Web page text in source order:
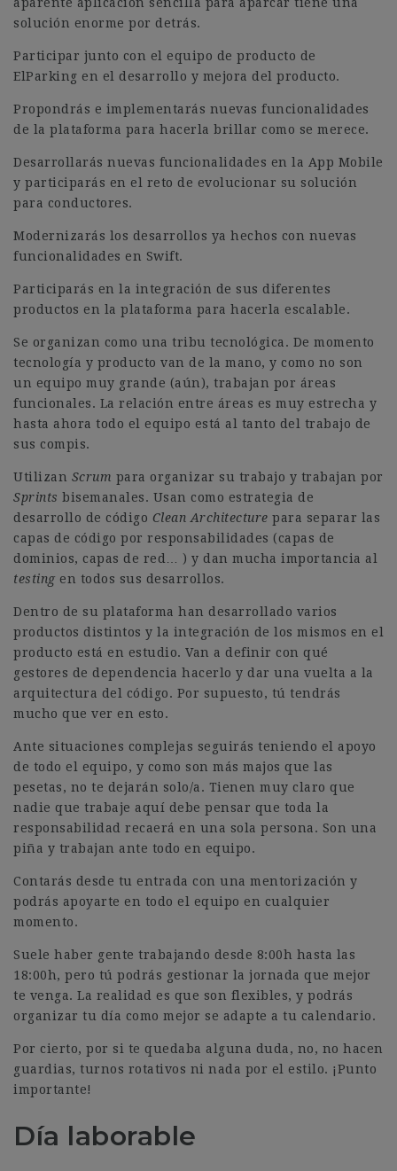
solución enorme por detrás.
Participar junto con el equipo de producto de
ElParking en el desarrollo y mejora del producto.
Propondrás e implementarás nuevas funcionalidades
de la plataforma para hacerla brillar como se merece.
Desarrollarás nuevas funcionalidades en la App Mobile
y participarás en el reto de evolucionar su solución
para conductores.
Modernizarás los desarrollos ya hechos con nuevas
funcionalidades en Swift.
Participarás en la integración de sus diferentes
productos en la plataforma para hacerla escalable.
Se organizan como una tribu tecnológica. De momento
tecnología y producto van de la mano, y como no son
un equipo muy grande (aún), trabajan por áreas
funcionales. La relación entre áreas es muy estrecha y
hasta ahora todo el equipo está al tanto del trabajo de
sus compis.
Utilizan Scrum para organizar su trabajo y trabajan por
Sprints bisemanales. Usan como estrategia de
desarrollo de código Clean Architecture para separar las
capas de código por responsabilidades (capas de
dominios, capas de red… ) y dan mucha importancia al
testing en todos sus desarrollos.
Dentro de su plataforma han desarrollado varios
productos distintos y la integración de los mismos en el
producto está en estudio. Van a definir con qué
gestores de dependencia hacerlo y dar una vuelta a la
arquitectura del código. Por supuesto, tú tendrás
mucho que ver en esto.
Ante situaciones complejas seguirás teniendo el apoyo
de todo el equipo, y como son más majos que las
pesetas, no te dejarán solo/a. Tienen muy claro que
nadie que trabaje aquí debe pensar que toda la
responsabilidad recaerá en una sola persona. Son una
piña y trabajan ante todo en equipo.
Contarás desde tu entrada con una mentorización y
podrás apoyarte en todo el equipo en cualquier
momento.
Suele haber gente trabajando desde 8:00h hasta las
18:00h, pero tú podrás gestionar la jornada que mejor
te venga. La realidad es que son flexibles, y podrás
organizar tu día como mejor se adapte a tu calendario.
Por cierto, por si te quedaba alguna duda, no, no hacen
guardias, turnos rotativos ni nada por el estilo. ¡Punto
importante!
Día laborable